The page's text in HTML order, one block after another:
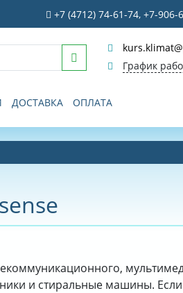
+7 (4712) 74-61-74, +7-906-
График
ДОСТАВКА ОПЛАТА
и стиральные машины. Если